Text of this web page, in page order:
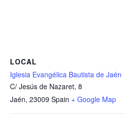
LOCAL
Iglesia Evangélica Bautista de Jaén
C/ Jesús de Nazaret, 8
Jaén, 23009 Spain + Google Map